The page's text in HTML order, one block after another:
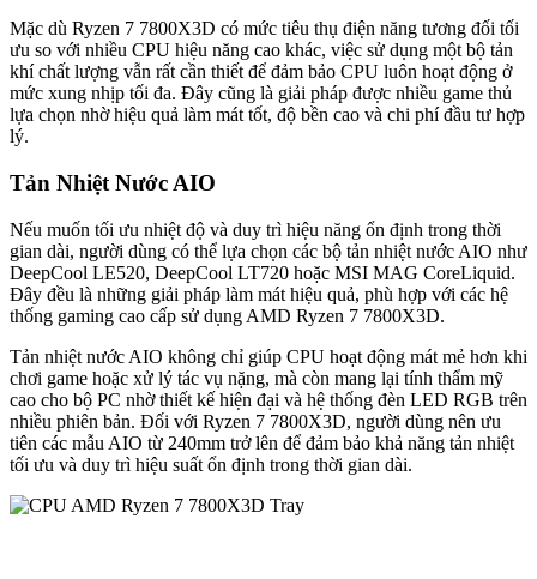
Mặc dù Ryzen 7 7800X3D có mức tiêu thụ điện năng tương đối tối
ưu so với nhiều CPU hiệu năng cao khác, việc sử dụng một bộ tản
khí chất lượng vẫn rất cần thiết để đảm bảo CPU luôn hoạt động ở
mức xung nhịp tối đa. Đây cũng là giải pháp được nhiều game thủ
lựa chọn nhờ hiệu quả làm mát tốt, độ bền cao và chi phí đầu tư hợp
lý.
Tản Nhiệt Nước AIO
Nếu muốn tối ưu nhiệt độ và duy trì hiệu năng ổn định trong thời
gian dài, người dùng có thể lựa chọn các bộ tản nhiệt nước AIO như
DeepCool LE520, DeepCool LT720 hoặc MSI MAG CoreLiquid.
Đây đều là những giải pháp làm mát hiệu quả, phù hợp với các hệ
thống gaming cao cấp sử dụng AMD Ryzen 7 7800X3D.
Tản nhiệt nước AIO không chỉ giúp CPU hoạt động mát mẻ hơn khi
chơi game hoặc xử lý tác vụ nặng, mà còn mang lại tính thẩm mỹ
cao cho bộ PC nhờ thiết kế hiện đại và hệ thống đèn LED RGB trên
nhiều phiên bản. Đối với Ryzen 7 7800X3D, người dùng nên ưu
tiên các mẫu AIO từ 240mm trở lên để đảm bảo khả năng tản nhiệt
tối ưu và duy trì hiệu suất ổn định trong thời gian dài.